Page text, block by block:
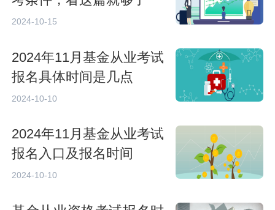
2024-10-15
2024年11月基金从业考试
报名具体时间是几点
2024-10-10
2024年11月基金从业考试
报名入口及报名时间
2024-10-10